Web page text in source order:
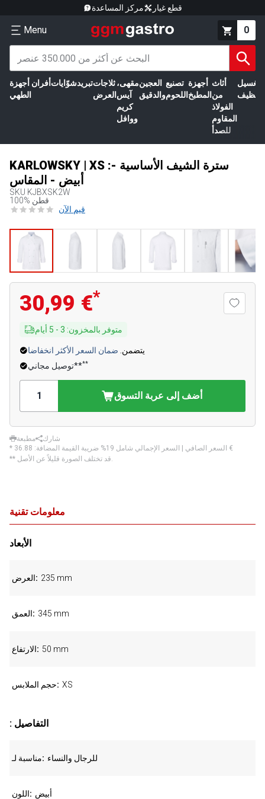
مركز المساعدة قطع غيار
Menu 0
أجهزة
الطهي
أفران شوّاياتتبريدثلاجات
العرض
مقهى،
آيس
كريم
ووافل
العجين
والدقيق
تصنيع
اللحوم
أجهزة
المطبخ
أثاث
من
الفولاذ
المقاوم
للصدأ
الغسيل
KARLOWSKY | XS :سترة الشيف الأساسية -
أبيض - المقاس
SKU KJBXSK2W
100% قطن
قيم الآن
30,99 €*
متوفر بالمخزون:
3
-
5 أيام
يتضمن. ضمان السعر الأكثر انخفاضا
توصيل مجاني****
أضف إلى عربة التسوق
مطبعة
شارك
* السعر الصافي | السعر الإجمالي شامل 19% ضريبة القيمة المضافة: ‏36.88 €
** قد تختلف الصورة قليلاً عن الأصل.
معلومات تقنية
الأبعاد
العرض 235 mm
العمق 345 mm
الارتفاع 50 mm
حجم الملابس XS
: التفاصيل
مناسبة لـ للرجال والنساء
اللون أبيض